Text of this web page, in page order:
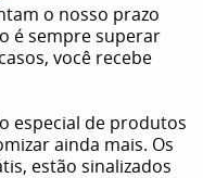
o nosso prazo
é sempre superar
você recebe
especial de produtos
ainda mais. Os
estão sinalizados